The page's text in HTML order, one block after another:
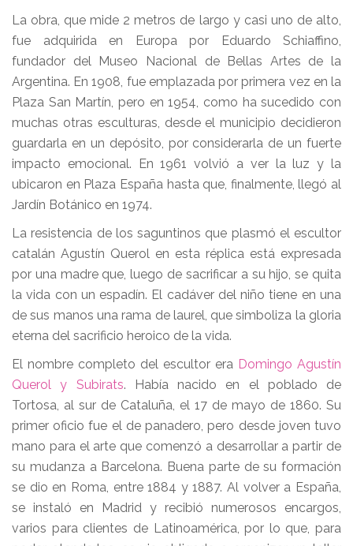
La obra, que mide 2 metros de largo y casi uno de alto,
fue adquirida en Europa por Eduardo Schiaffino,
fundador del Museo Nacional de Bellas Artes de la
Argentina. En 1908, fue emplazada por primera vez en la
Plaza San Martín, pero en 1954, como ha sucedido con
muchas otras esculturas, desde el municipio decidieron
guardarla en un depósito, por considerarla de un fuerte
impacto emocional. En 1961 volvió a ver la luz y la
ubicaron en Plaza España hasta que, finalmente, llegó al
Jardín Botánico en 1974.
La resistencia de los saguntinos que plasmó el escultor
catalán Agustín Querol en esta réplica está expresada
por una madre que, luego de sacrificar a su hijo, se quita
la vida con un espadín. El cadáver del niño tiene en una
de sus manos una rama de laurel, que simboliza la gloria
eterna del sacrificio heroico de la vida.
El nombre completo del escultor era Domingo Agustín
Querol y Subirats. Había nacido en el poblado de
Tortosa, al sur de Cataluña, el 17 de mayo de 1860. Su
primer oficio fue el de panadero, pero desde joven tuvo
mano para el arte que comenzó a desarrollar a partir de
su mudanza a Barcelona. Buena parte de su formación
se dio en Roma, entre 1884 y 1887. Al volver a España,
se instaló en Madrid y recibió numerosos encargos,
varios para clientes de Latinoamérica, por lo que, para